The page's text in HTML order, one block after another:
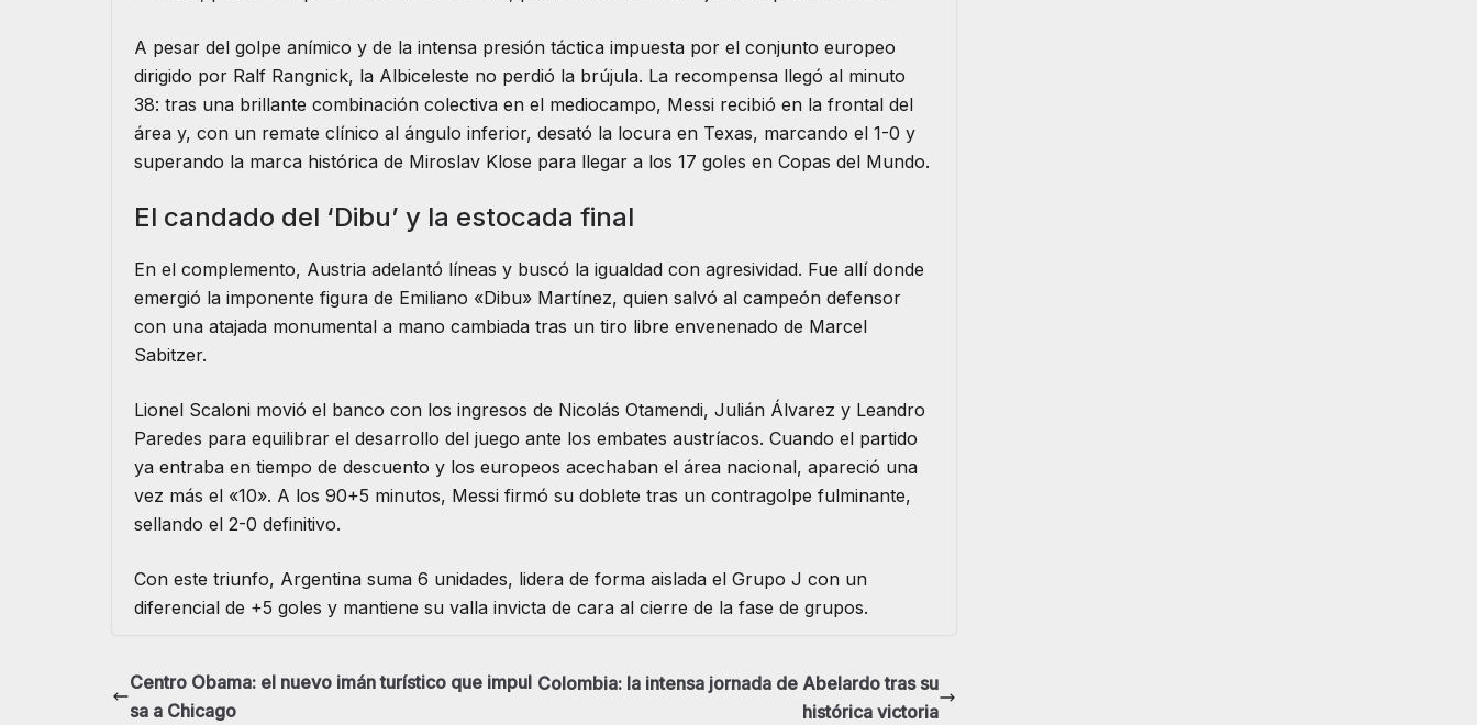
A pesar del golpe anímico y de la intensa presión táctica impuesta por el conjunto europeo
dirigido por Ralf Rangnick, la Albiceleste no perdió la brújula. La recompensa llegó al minuto
38: tras una brillante combinación colectiva en el mediocampo, Messi recibió en la frontal del
área y, con un remate clínico al ángulo inferior, desató la locura en Texas, marcando el 1-0 y
superando la marca histórica de Miroslav Klose para llegar a los 17 goles en Copas del Mundo.
El candado del ‘Dibu’ y la estocada final
En el complemento, Austria adelantó líneas y buscó la igualdad con agresividad. Fue allí donde
emergió la imponente figura de Emiliano «Dibu» Martínez, quien salvó al campeón defensor
con una atajada monumental a mano cambiada tras un tiro libre envenenado de Marcel
Sabitzer.
Lionel Scaloni movió el banco con los ingresos de Nicolás Otamendi, Julián Álvarez y Leandro
Paredes para equilibrar el desarrollo del juego ante los embates austríacos. Cuando el partido
ya entraba en tiempo de descuento y los europeos acechaban el área nacional, apareció una
vez más el «10». A los 90+5 minutos, Messi firmó su doblete tras un contragolpe fulminante,
sellando el 2-0 definitivo.
Con este triunfo, Argentina suma 6 unidades, lidera de forma aislada el Grupo J con un
diferencial de +5 goles y mantiene su valla invicta de cara al cierre de la fase de grupos.
Centro Obama: el nuevo imán turístico que impul
sa a Chicago
Colombia: la intensa jornada de Abelardo tras su
histórica victoria